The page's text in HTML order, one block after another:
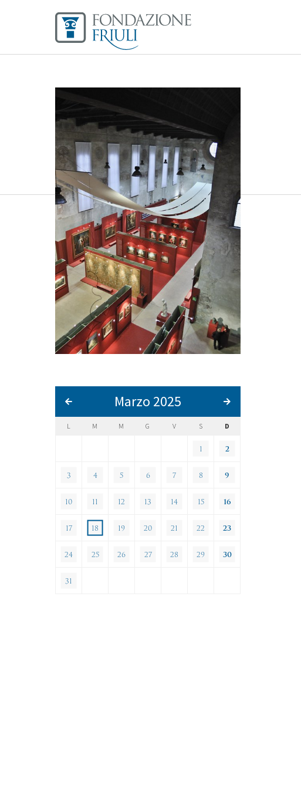
Marzo 2025
L M M G V S D
1 2
3 4 5 6 7 8 9
10 11 12 13 14 15 16
17 18 19 20 21 22 23
24 25 26 27 28 29 30
31